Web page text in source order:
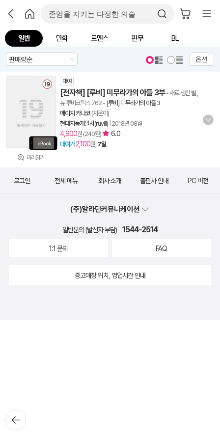
일반 만화 로맨스 판무 BL
옵션
미리읽기
대여
[전자책] [루비] 미무라가의 아들 3부- 새로 생긴 별 ,
뉴 루비코믹스 762 - [루비] 미무라가의 아들 3
메이지 카나코(지은이)
현대지능개발사(ruvill) 2018년 08월
4,900원 (240원) 6.0
대여가 2,100원, 7일
뒤로가
기
로그인 전체 메뉴 회사 소개 출판사 안내 PC 버전
(주)알라딘커뮤니케이션
일반문의 (발신자 부담) 1544-2514
1:1 문의 FAQ
중고매장 위치, 영업시간 안내